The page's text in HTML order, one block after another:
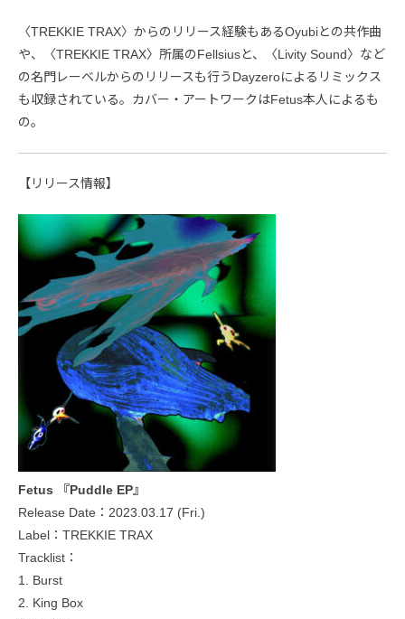
〈TREKKIE TRAX〉からのリリース経験もあるOyubiとの共作曲
や、〈TREKKIE TRAX〉所属のFellsiusと、〈Livity Sound〉など
の名門レーベルからのリリースも行うDayzeroによるリミックス
も収録されている。カバー・アートワークはFetus本人によるも
の。
【リリース情報】
Fetus 『Puddle EP』
Release Date：2023.03.17 (Fri.)
Label：TREKKIE TRAX
Tracklist：
1. Burst
2. King Box